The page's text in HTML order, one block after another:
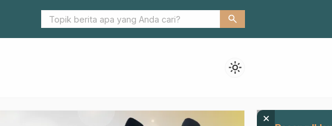
Melalui Safari Ramadhan, PCNU Kembali Sosialisasikan ITS NU Pasuruan
search
light_mode
×